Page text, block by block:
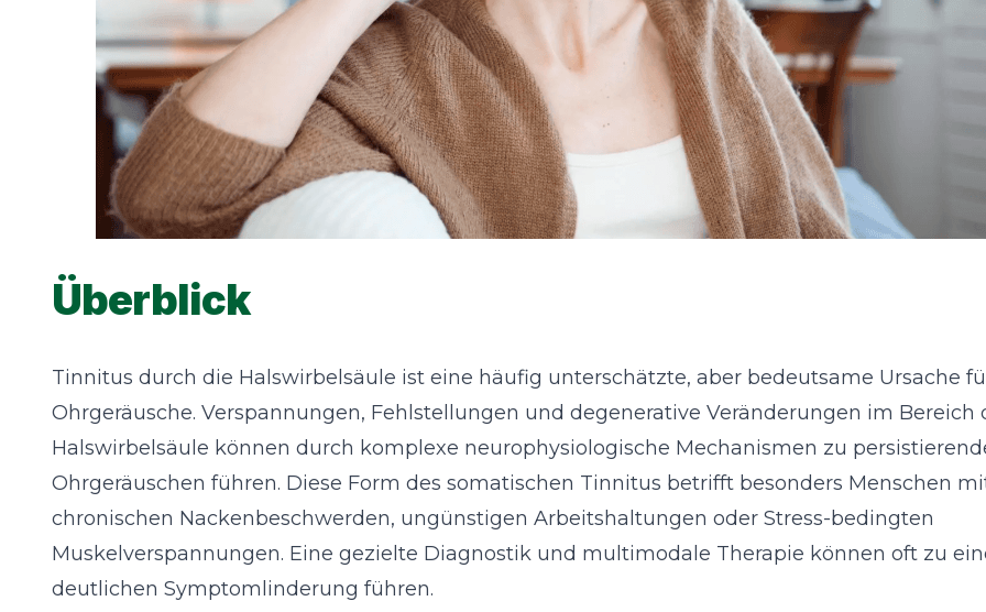
Überblick
Tinnitus durch die Halswirbelsäule ist eine häufig unterschätzte, aber bedeutsame Ursache
Ohrgeräusche. Verspannungen, Fehlstellungen und degenerative Veränderungen im Bereich
Halswirbelsäule können durch komplexe neurophysiologische Mechanismen zu
Ohrgeräuschen führen. Diese Form des somatischen Tinnitus betrifft besonders Menschen
chronischen Nackenbeschwerden, ungünstigen Arbeitshaltungen oder Stress-bedingten
Muskelverspannungen. Eine gezielte Diagnostik und multimodale Therapie können oft zu
deutlichen Symptomlinderung führen.